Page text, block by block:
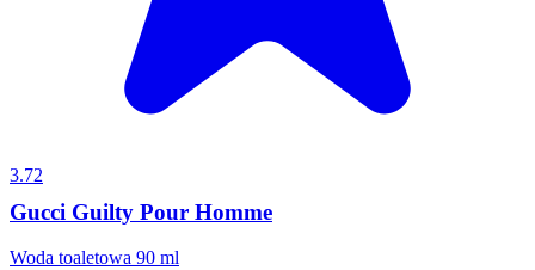
3.72
Gucci Guilty Pour Homme
Woda toaletowa 90 ml